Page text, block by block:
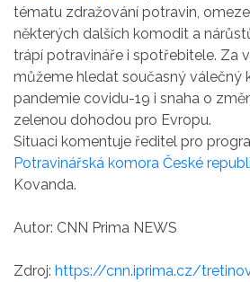
tématu zdražování potravin,
některých dalších komodit a
trápí potravináře i spotřebitele. Za
můžeme hledat současný válečný
pandemie covidu-19 i snaha o
zelenou dohodou pro Evropu.
Situaci komentuje ředitel pro
Potravinářská komora České
Kovanda.
Autor: CNN Prima NEWS
Zdroj: https://cnn.iprima.cz/